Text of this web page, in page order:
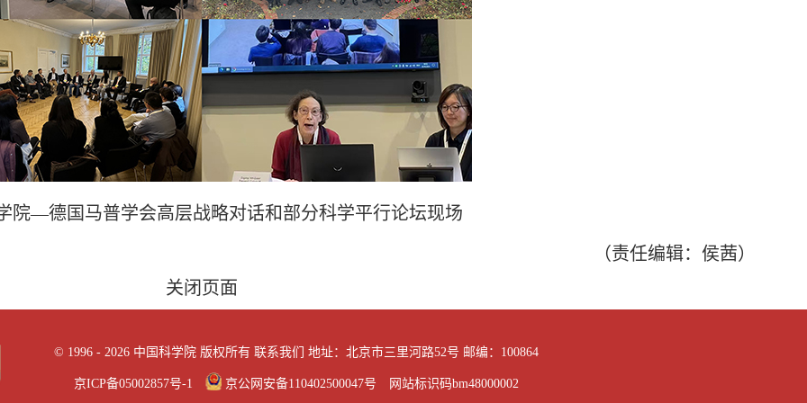
院—德国马普学会高层战略对话和部分科学平行论坛现场
（责任编辑：侯茜）
关闭页面
© 1996 - 2026 中国科学院 版权所有 联系我们 地址：北京市三里河路52号 邮编：100864
京ICP备05002857号-1 京公网安备110402500047号 网站标识码bm48000002